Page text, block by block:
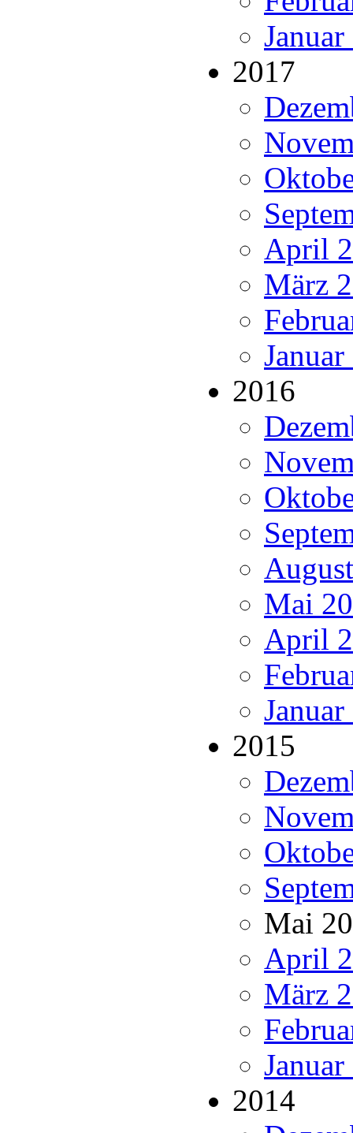
2017
April
März
2016
Mai
April
2015
Mai
April
März
2014